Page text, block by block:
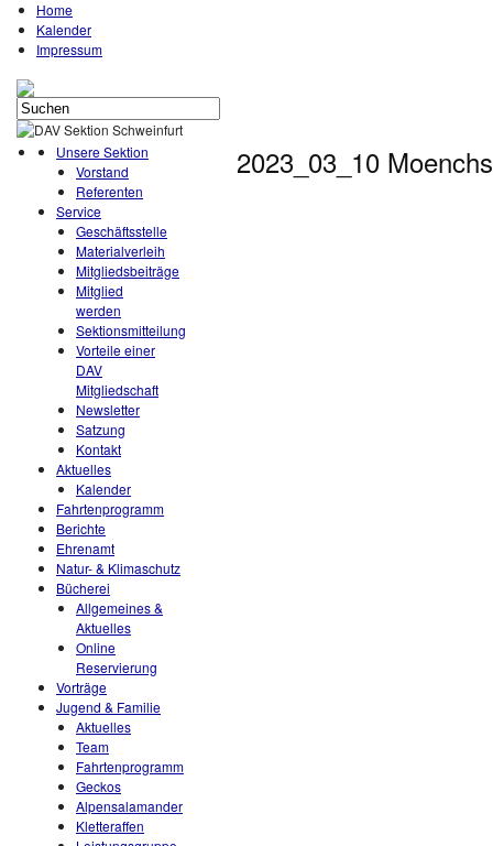
Home
Kalender
Impressum
Unsere Sektion
Vorstand
Referenten
Service
Geschäftsstelle
Materialverleih
Mitgliedsbeiträge
Mitglied
werden
Sektionsmitteilung
Vorteile einer
DAV
Mitgliedschaft
Newsletter
Satzung
Kontakt
Aktuelles
Kalender
Fahrtenprogramm
Berichte
Ehrenamt
Natur- & Klimaschutz
Bücherei
Allgemeines &
Aktuelles
Online
Reservierung
Vorträge
Jugend & Familie
Aktuelles
Team
Fahrtenprogramm
Geckos
Alpensalamander
Kletteraffen
2023_03_10